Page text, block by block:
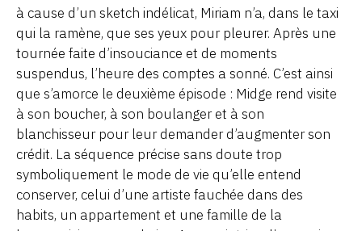
à cause d’un sketch indélicat, Miriam n’a, dans le taxi
qui la ramène, que ses yeux pour pleurer. Après une
tournée faite d’insouciance et de moments
suspendus, l’heure des comptes a sonné. C’est ainsi
que s’amorce le deuxième épisode : Midge rend visite
à son boucher, à son boulanger et à son
blanchisseur pour leur demander d’augmenter son
crédit. La séquence précise sans doute trop
symboliquement le mode de vie qu’elle entend
conserver, celui d’une artiste fauchée dans des
habits, un appartement et une famille de la